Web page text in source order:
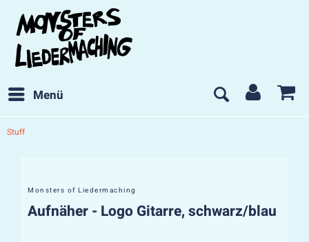
Menü
Stuff
Monsters of Liedermaching
Aufnäher - Logo Gitarre, schwarz/blau